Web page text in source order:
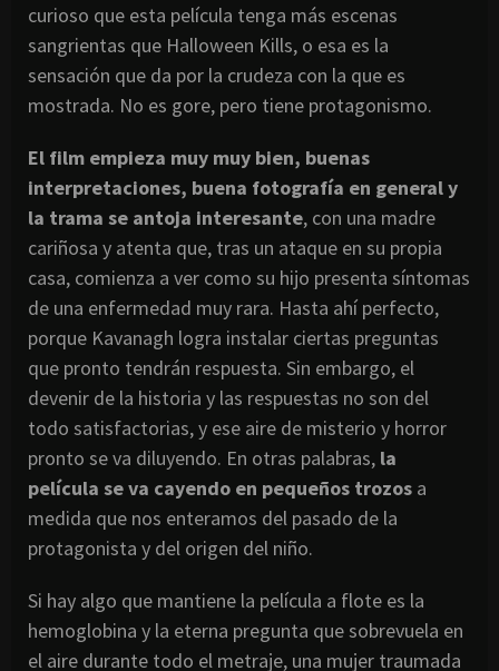
curioso que esta película tenga más escenas
sangrientas que Halloween Kills, o esa es la
sensación que da por la crudeza con la que es
mostrada. No es gore, pero tiene protagonismo.
El film empieza muy muy bien, buenas
interpretaciones, buena fotografía en general y
la trama se antoja interesante, con una madre
cariñosa y atenta que, tras un ataque en su propia
casa, comienza a ver como su hijo presenta síntomas
de una enfermedad muy rara. Hasta ahí perfecto,
porque Kavanagh logra instalar ciertas preguntas
que pronto tendrán respuesta. Sin embargo, el
devenir de la historia y las respuestas no son del
todo satisfactorias, y ese aire de misterio y horror
pronto se va diluyendo. En otras palabras, la
película se va cayendo en pequeños trozos a
medida que nos enteramos del pasado de la
protagonista y del origen del niño.
Si hay algo que mantiene la película a flote es la
hemoglobina y la eterna pregunta que sobrevuela en
el aire durante todo el metraje, una mujer traumada